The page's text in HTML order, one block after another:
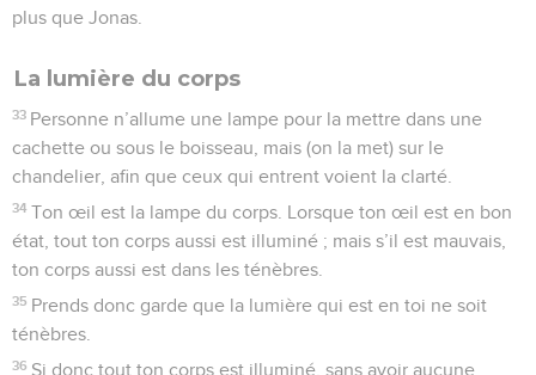
plus que Jonas.
La lumière du corps
33 Personne n’allume une lampe pour la mettre dans une
cachette ou sous le boisseau, mais (on la met) sur le
chandelier, afin que ceux qui entrent voient la clarté.
34 Ton œil est la lampe du corps. Lorsque ton œil est en bon
état, tout ton corps aussi est illuminé ; mais s’il est mauvais,
ton corps aussi est dans les ténèbres.
35 Prends donc garde que la lumière qui est en toi ne soit
ténèbres.
36 Si donc tout ton corps est illuminé, sans avoir aucune